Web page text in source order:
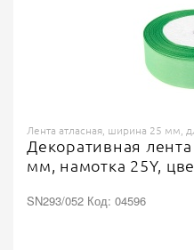
Лента атласная, ширина 25 мм,
Декоративная
мм, намотка 25Y,
SN293/052 Код: 04596